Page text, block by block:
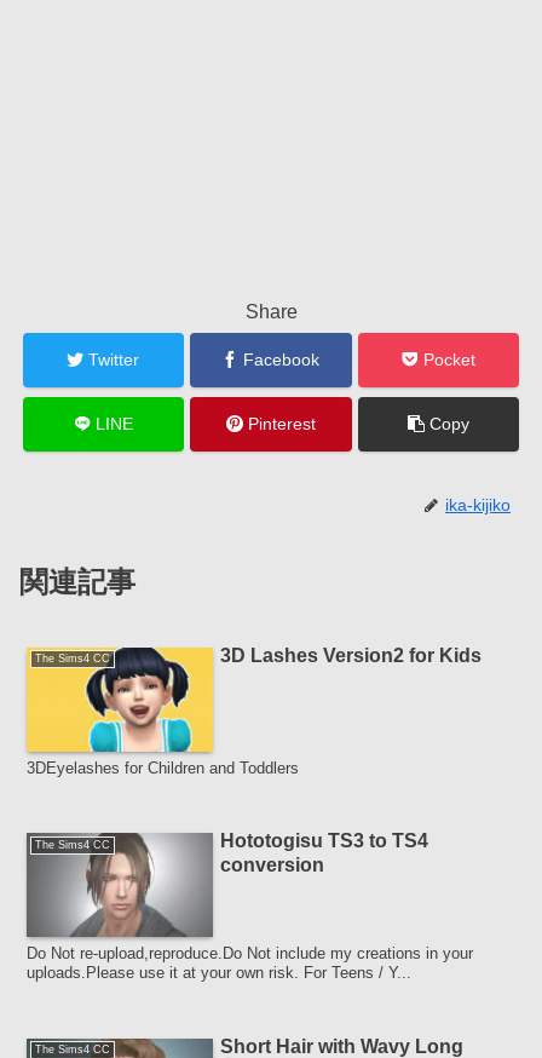
Share
Twitter Facebook Pocket
LINE Pinterest Copy
ika-kijiko
関連記事
The Sims4 CC 3D Lashes Version2 for Kids
3DEyelashes for Children and Toddlers
The Sims4 CC
Hototogisu TS3 to TS4
conversion
Do Not re-upload,reproduce.Do Not include my creations in your
uploads.Please use it at your own risk. For Teens / Y...
The Sims4 CC
Short Hair with Wavy Long